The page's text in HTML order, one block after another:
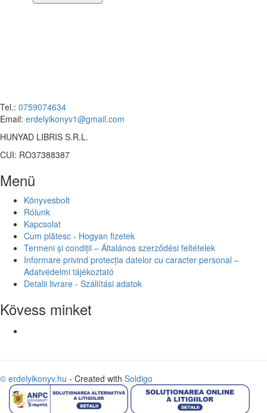
Tel.: 0759074634
Email: erdelyikonyv1@gmail.com
HUNYAD LIBRIS S.R.L.
CUI: RO37388387
Menü
Könyvesbolt
Rólunk
Kapcsolat
Cum plătesc - Hogyan fizetek
Termeni și condiții – Általános szerződési feltételek
Informare privind protecția datelor cu caracter personal –
Adatvédelmi tájékoztató
Detalii livrare - Szállítási adatok
Kövess minket
© erdelyikonyv.hu - Created with Soldigo